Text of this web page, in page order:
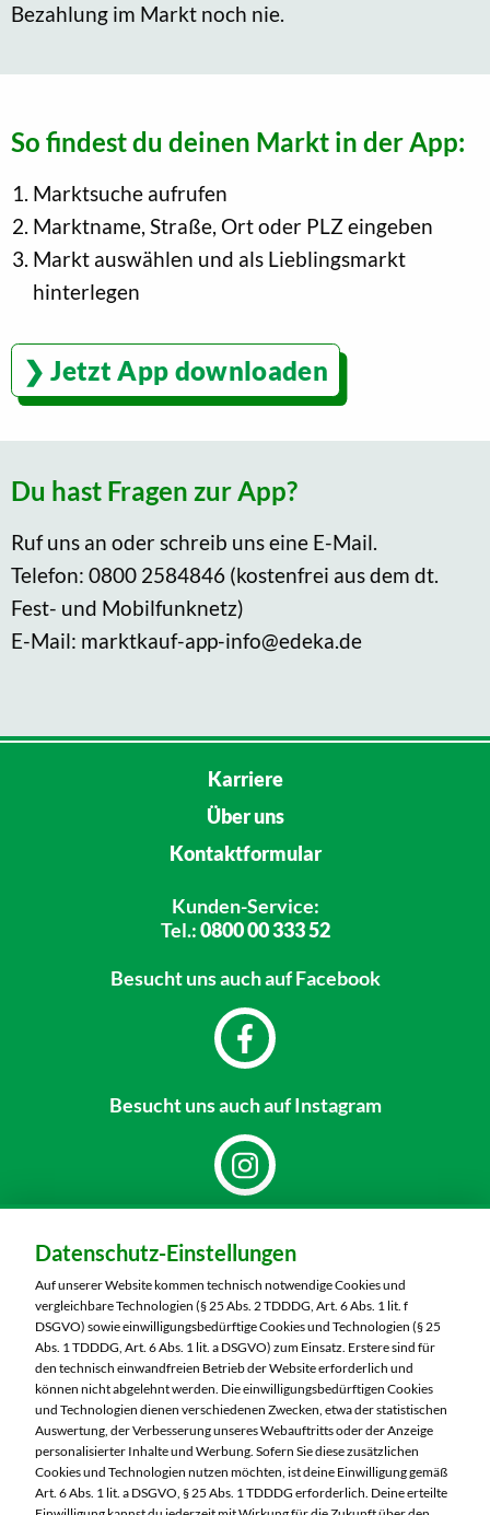
Bezahlung im Markt noch nie.
So findest du deinen Markt in der App:
Marktsuche aufrufen
Marktname, Straße, Ort oder PLZ eingeben
Markt auswählen und als Lieblingsmarkt
hinterlegen
Jetzt App downloaden
Du hast Fragen zur App?
Ruf uns an oder schreib uns eine E-Mail.
Telefon: 0800 2584846 (kostenfrei aus dem dt.
Fest- und Mobilfunknetz)
E-Mail: marktkauf-app-info@edeka.de
Karriere
Über uns
Kontaktformular
Kunden-Service:
Tel.:0800 00 333 52
Besucht unsauch auf Facebook
Besucht unsauch auf Instagram
MARKTKAUF Nürnberg-Thon
Wilhelmshavener Straße 15
90425 Nürnberg
Telefon:0911 93460
Markt ändern
Öffnungszeiten diese Woche:
Mo:
07:00 – 20:00 Uhr
Datenschutz-Einstellungen
Auf unserer Website kommen technisch notwendige Cookies und
vergleichbare Technologien (§ 25 Abs. 2 TDDDG, Art. 6 Abs. 1 lit. f
DSGVO) sowie einwilligungsbedürftige Cookies und Technologien (§ 25
Abs. 1 TDDDG, Art. 6 Abs. 1 lit. a DSGVO) zum Einsatz. Erstere sind für
den technisch einwandfreien Betrieb der Website erforderlich und
können nicht abgelehnt werden. Die einwilligungsbedürftigen Cookies
und Technologien dienen verschiedenen Zwecken, etwa der statistischen
Auswertung, der Verbesserung unseres Webauftritts oder der Anzeige
personalisierter Inhalte und Werbung. Sofern Sie diese zusätzlichen
Cookies und Technologien nutzen möchten, ist deine Einwilligung gemäß
Art. 6 Abs. 1 lit. a DSGVO, § 25 Abs. 1 TDDDG erforderlich. Deine erteilte